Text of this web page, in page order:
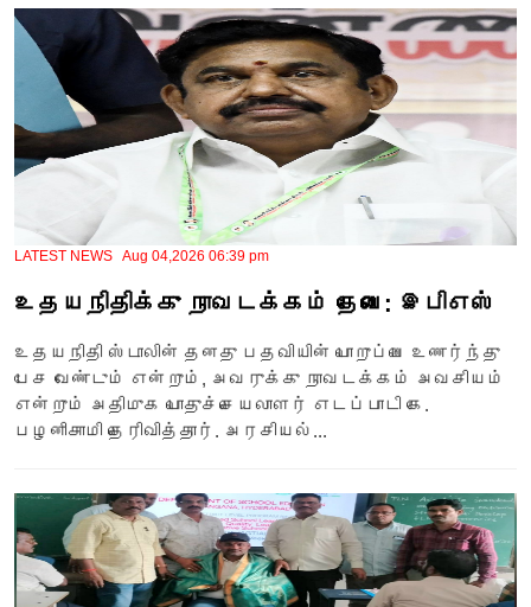
LATEST NEWS Aug 04,2026 06:39 pm
உதயநிதிக்கு நாவடக்கம் தேவை: இபிஎஸ்
உதயநிதி ஸ்டாலின் தனது பதவியின் பொறுப்பை உணர்ந்து
பேச வேண்டும் என்றும், அவருக்கு நாவடக்கம் அவசியம்
என்றும் அதிமுக பொதுச்செயலாளர் எடப்பாடி கே.
பழனிசாமி தெரிவித்தார். அரசியல்...